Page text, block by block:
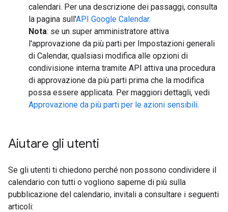
calendari. Per una descrizione dei passaggi, consulta
la pagina sull'API Google Calendar.
Nota: se un super amministratore attiva
l'approvazione da più parti per Impostazioni generali
di Calendar, qualsiasi modifica alle opzioni di
condivisione interna tramite API attiva una procedura
di approvazione da più parti prima che la modifica
possa essere applicata. Per maggiori dettagli, vedi
Approvazione da più parti per le azioni sensibili.
Aiutare gli utenti
Se gli utenti ti chiedono perché non possono condividere il
calendario con tutti o vogliono saperne di più sulla
pubblicazione del calendario, invitali a consultare i seguenti
articoli: